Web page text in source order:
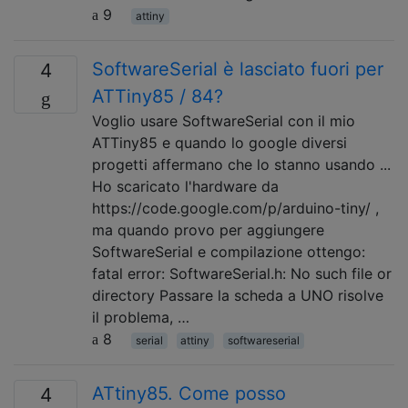
9
attiny
4
SoftwareSerial è lasciato fuori per
ATTiny85 / 84?
Voglio usare SoftwareSerial con il mio
ATTiny85 e quando lo google diversi
progetti affermano che lo stanno usando ...
Ho scaricato l'hardware da
https://code.google.com/p/arduino-tiny/ ,
ma quando provo per aggiungere
SoftwareSerial e compilazione ottengo:
fatal error: SoftwareSerial.h: No such file or
directory Passare la scheda a UNO risolve
il problema, …
8
serial attiny softwareserial
4
ATtiny85. Come posso